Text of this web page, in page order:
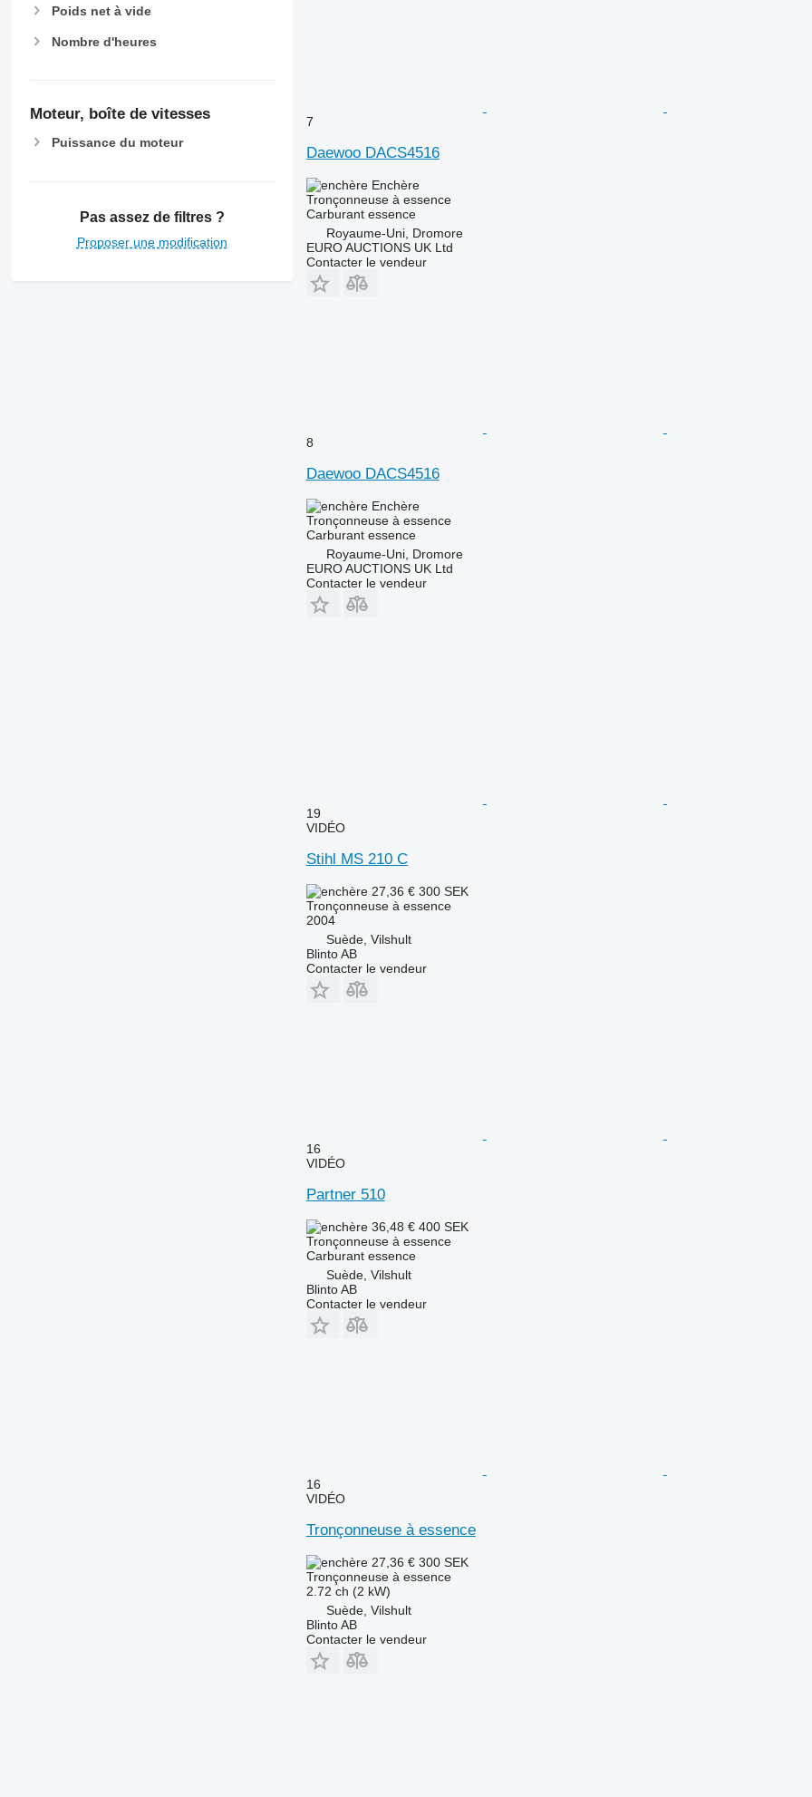
Poids net à vide
Nombre d'heures
Moteur, boîte de vitesses
Puissance du moteur
Pas assez de filtres ?
Proposer une modification
7
Daewoo DACS4516
Enchère
Tronçonneuse à essence
Carburant essence
Royaume-Uni, Dromore
EURO AUCTIONS UK Ltd
Contacter le vendeur
8
Daewoo DACS4516
Enchère
Tronçonneuse à essence
Carburant essence
Royaume-Uni, Dromore
EURO AUCTIONS UK Ltd
Contacter le vendeur
19
VIDÉO
Stihl MS 210 C
27,36 € 300 SEK
Tronçonneuse à essence
2004
Suède, Vilshult
Blinto AB
Contacter le vendeur
16
VIDÉO
Partner 510
36,48 € 400 SEK
Tronçonneuse à essence
Carburant essence
Suède, Vilshult
Blinto AB
Contacter le vendeur
16
VIDÉO
Tronçonneuse à essence
27,36 € 300 SEK
Tronçonneuse à essence
2.72 ch (2 kW)
Suède, Vilshult
Blinto AB
Contacter le vendeur